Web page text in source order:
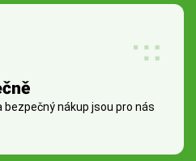
bezpečný nákup jsou pro nás